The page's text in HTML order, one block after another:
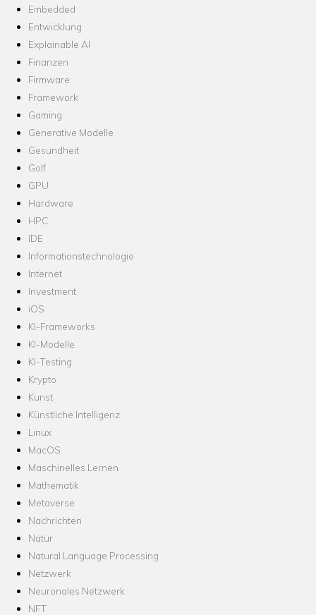
Embedded
Entwicklung
Explainable AI
Finanzen
Firmware
Framework
Gaming
Generative Modelle
Gesundheit
Golf
GPU
Hardware
HPC
IDE
Informationstechnologie
Internet
Investment
iOS
KI-Frameworks
KI-Modelle
KI-Testing
Krypto
Kunst
Künstliche Intelligenz
Linux
MacOS
Maschinelles Lernen
Mathematik
Metaverse
Nachrichten
Natur
Natural Language Processing
Netzwerk
Neuronales Netzwerk
NFT